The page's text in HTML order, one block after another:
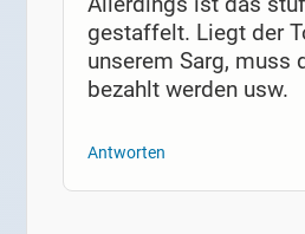
gestaffelt. Liegt der
unserem Sarg, muss
bezahlt werden usw.
Antworten